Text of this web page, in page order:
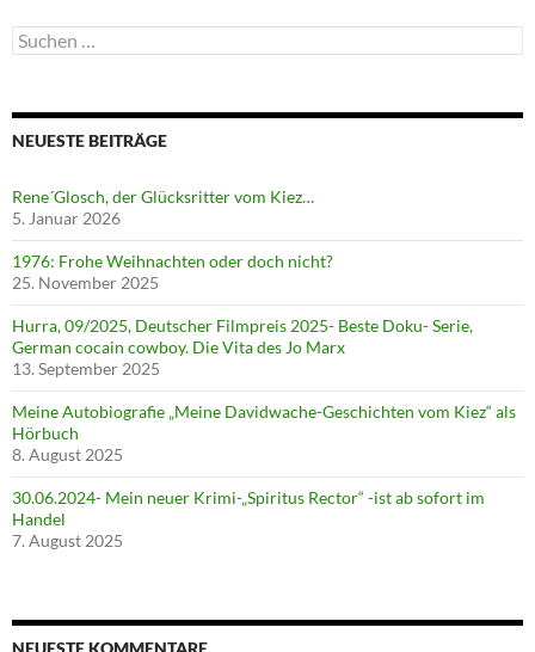
Suchen
nach:
NEUESTE BEITRÄGE
Rene´Glosch, der Glücksritter vom Kiez…
5. Januar 2026
1976: Frohe Weihnachten oder doch nicht?
25. November 2025
Hurra, 09/2025, Deutscher Filmpreis 2025- Beste Doku- Serie,
German cocain cowboy. Die Vita des Jo Marx
13. September 2025
Meine Autobiografie „Meine Davidwache-Geschichten vom Kiez“ als
Hörbuch
8. August 2025
30.06.2024- Mein neuer Krimi-„Spiritus Rector“ -ist ab sofort im
Handel
7. August 2025